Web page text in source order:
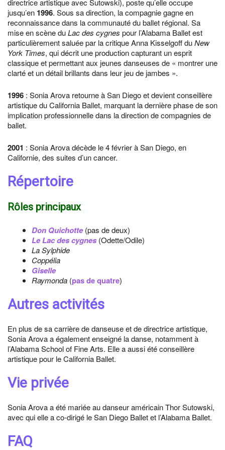
directrice artistique avec Sutowski), poste qu’elle occupe
jusqu’en 1996. Sous sa direction, la compagnie gagne en
reconnaissance dans la communauté du ballet régional. Sa
mise en scène duLac des cygnes pour l’Alabama Ballet est
particulièrement saluée par la critique Anna Kisselgoff duNew
York Times, qui décrit une production capturant un esprit
classique et permettant aux jeunes danseuses de « montrer une
clarté et un détail brillants dans leur jeu de jambes ».
1996 : Sonia Arova retourne à San Diego et devient conseillère
artistique du California Ballet, marquant la dernière phase de son
implication professionnelle dans la direction de compagnies de
ballet.
2001 : Sonia Arova décède le 4 février à San Diego, en
Californie, des suites d’un cancer.
Répertoire
Rôles principaux
Don Quichotte(pas de deux)
Le Lac des cygnes(Odette/Odile)
La Sylphide
Coppélia
Giselle
Raymonda (pas de quatre)
Autres activités
En plus de sa carrière de danseuse et de directrice artistique,
Sonia Arova a également enseigné la danse, notamment à
l’Alabama School of Fine Arts. Elle a aussi été conseillère
artistique pour le California Ballet.
Vie privée
Sonia Arova a été mariée au danseur américain Thor Sutowski,
avec qui elle a co-dirigé le San Diego Ballet et l’Alabama Ballet.
FAQ